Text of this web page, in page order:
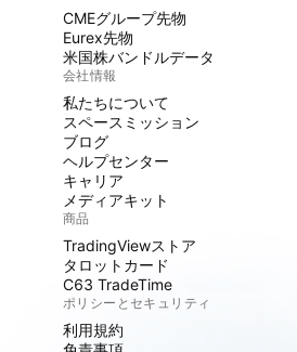
CMEグループ先物
Eurex先物
米国株バンドルデータ
会社情報
私たちについて
スペースミッション
ブログ
ヘルプセンター
キャリア
メディアキット
商品
TradingViewストア
タロットカード
C63 TradeTime
ポリシーとセキュリティ
利用規約